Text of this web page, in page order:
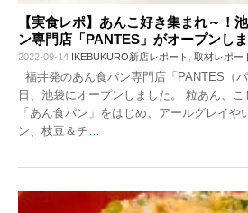
【実食レポ】あんこ好き集まれ～！
ン専門店「PANTES」がオープンし
2022-09-14 IKEBUKURO新店レポート 取材レポー
福井発のあん食パン専門店「PANTES（
日、池袋にオープンしました。 粒あん、
「あん食パン」をはじめ、アールグレイや
ン、枝豆＆チ